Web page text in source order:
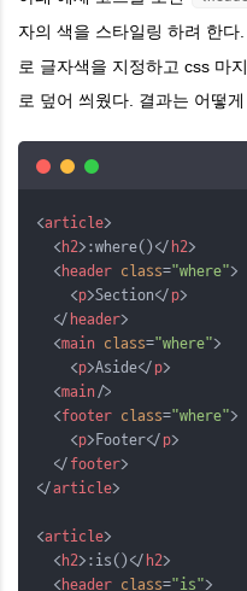
자의 색을 스타일링 하려 한다
로 글자색을 지정하고 css 마
로 덮어 씌웠다. 결과는 어떻
<article>
  <
h2>:where()</ h2>
  <
header class="where">
    <
p>Section</ p>
  </
header>
  <
main class="where">
    <
p>Aside</ p>
  <
main />
  <
footer class="where">
    <
p>Footer</ p>
  </
footer>
</article>
<article>
  <
h2>:is()</ h2>
  <
header class="is">